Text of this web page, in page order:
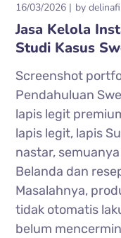
16/03/2026 by
Jasa Kelola
Studi Kasus
Screenshot
Pendahuluan
lapis legit
lapis legit, lapis
nastar,
Belanda dan
Masalahnya,
tidak otomatis
belum